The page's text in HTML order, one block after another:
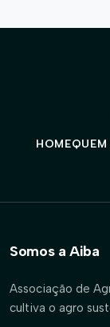
HOME
Somos a Aiba
Associação de
cultiva o agro